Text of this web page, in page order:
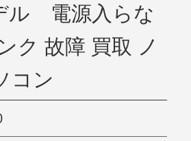
ル 電源入らな
ク 故障 買取 ノ
コン